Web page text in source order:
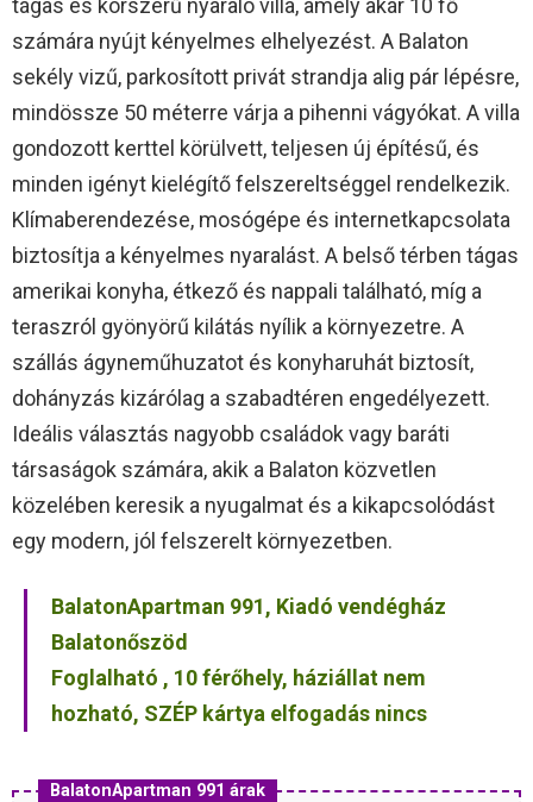
számára nyújt kényelmes elhelyezést. A Balaton
sekély vizű, parkosított privát strandja alig pár lépésre,
mindössze 50 méterre várja a pihenni vágyókat. A villa
gondozott kerttel körülvett, teljesen új építésű, és
minden igényt kielégítő felszereltséggel rendelkezik.
Klímaberendezése, mosógépe és internetkapcsolata
biztosítja a kényelmes nyaralást. A belső térben tágas
amerikai konyha, étkező és nappali található, míg a
teraszról gyönyörű kilátás nyílik a környezetre. A
szállás ágyneműhuzatot és konyharuhát biztosít,
dohányzás kizárólag a szabadtéren engedélyezett.
Ideális választás nagyobb családok vagy baráti
társaságok számára, akik a Balaton közvetlen
közelében keresik a nyugalmat és a kikapcsolódást
egy modern, jól felszerelt környezetben.
BalatonApartman 991, Kiadó vendégház
Balatonőszöd
Foglalható , 10 férőhely, háziállat nem
hozható, SZÉP kártya elfogadás nincs
BalatonApartman 991 árak